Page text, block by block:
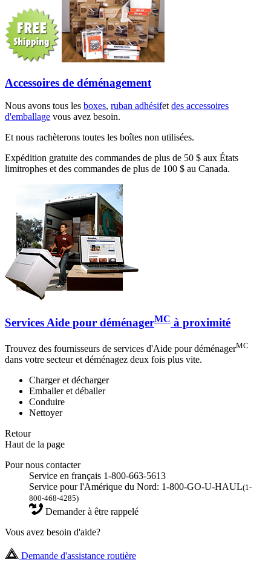
Accessoires de déménagement
Nous avons tous les boxes, ruban adhésifetdes accessoires
d'emballage vous avez besoin.
Et nous rachèterons toutes les boîtes non utilisées.
Expédition gratuite des commandes de plus de 50 $ aux États
limitrophes et des commandes de plus de 100 $ au Canada.
Services Aide pour déménagerMC à proximité
Trouvez des fournisseurs de services d'Aide pour déménagerMC
dans votre secteur et déménagez deux fois plus vite.
Charger et décharger
Emballer et déballer
Conduire
Nettoyer
Retour
Haut de la page
Pour nous contacter
Service en français 1-800-663-5613
Service pour l'Amérique du Nord: 1-800-GO-U-HAUL(1-
800-468-4285)
Demander à être rappelé
Vous avez besoin d'aide?
Demande d'assistance routière